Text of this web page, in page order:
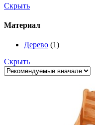
Скрыть
Материал
Дерево (1)
Скрыть